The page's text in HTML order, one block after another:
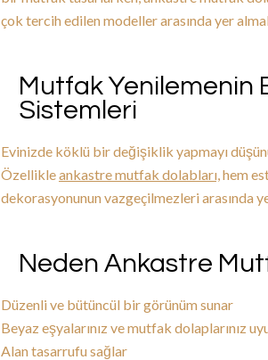
çok tercih edilen modeller arasında yer
Mutfak Yenilemenin
Sistemleri
Evinizde köklü bir değişiklik yapmayı
Özellikleankastre mutfak dolabları,hem
dekorasyonunun vazgeçilmezleri arasında
Neden Ankastre
Düzenli ve bütüncül bir görünüm sunar
Beyaz eşyalarınız ve mutfak dolaplarınız
Alan tasarrufu sağlar